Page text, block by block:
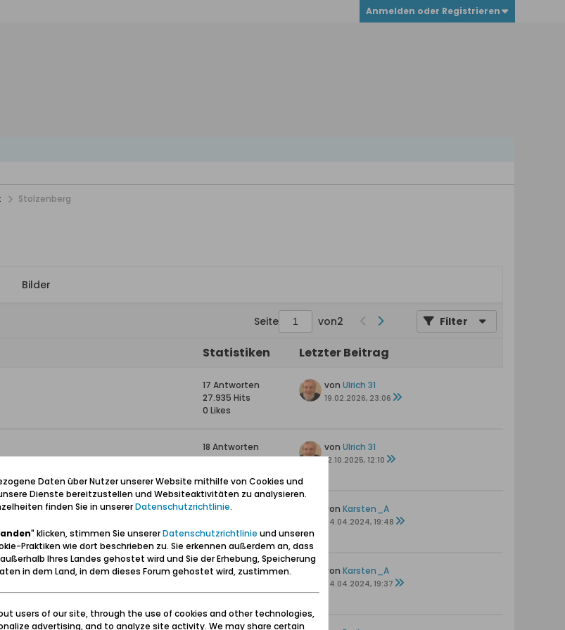
Anmelden oder Registrieren
Stolzenberg
Bilder
Seite von2 Filter
Statistiken Letzter Beitrag
17 Antworten
27.935 Hits
0 Likes
von Ulrich 31
19.02.2026, 23:06
18 Antworten
31.404 Hits
von Ulrich 31
12.10.2025, 12:10
15 Antworten
0 Likes
von Karsten_A
24.04.2024, 19:48
1 Antwort
0 Likes
von Karsten_A
24.04.2024, 19:37
Daten über Nutzer unserer Website mithilfe von Cookies und
Dienste bereitzustellen und Websiteaktivitäten zu analysieren.
finden Sie in unsererDatenschutzrichtlinie.
" klicken, stimmen Sie unsererDatenschutzrichtlinie und unseren
Praktiken wie dort beschrieben zu. Sie erkennen außerdem an, dass
Ihres Landes gehostet wird und Sie der Erhebung, Speicherung
in dem Land, in dem dieses Forum gehostet wird, zustimmen.
users of our site, through the use of cookies and other technologies,
advertising, and to analyze site activity. We may share certain